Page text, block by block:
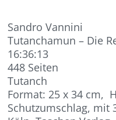
Sandro Vannini
Tutanchamun – Die
16:36:13
448 Seiten
Tutanch
Format: 25 x 34 cm,
Schutzumschlag, mit